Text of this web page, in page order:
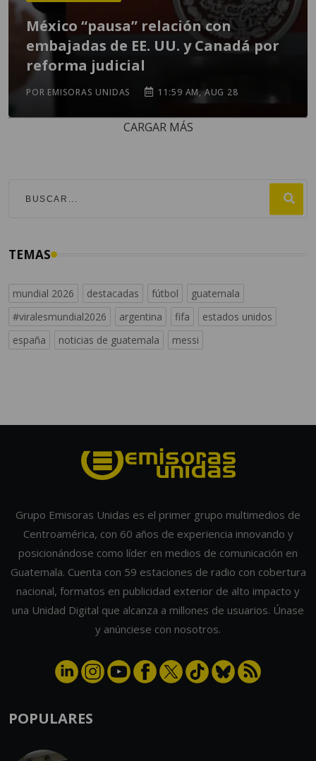
México “pausa” relación con
embajadas de EE. UU. y Canadá por
reforma judicial
POR EMISORAS UNIDAS 11:59 AM, AUG 28
CARGAR MÁS
TEMAS
mundial 2026 destacadas fútbol
guatemala
#viralesmundial2026
argentina fifa
estados unidos
españa
noticias de guatemala messi
Grupo Emisoras Unidas es el primer grupo multimedios de
Centroamérica, con 60 años de experiencia innovando y
posicionándose como líder en medios de comunicación en
Guatemala. Cuenta con 59 estaciones de radio con cobertura
nacional, formatos en publicidad exterior de alto impacto y
una Unidad Digital que alcanza a millones de usuarios. Únase
y anúnciese con nosotros.
POPULARES